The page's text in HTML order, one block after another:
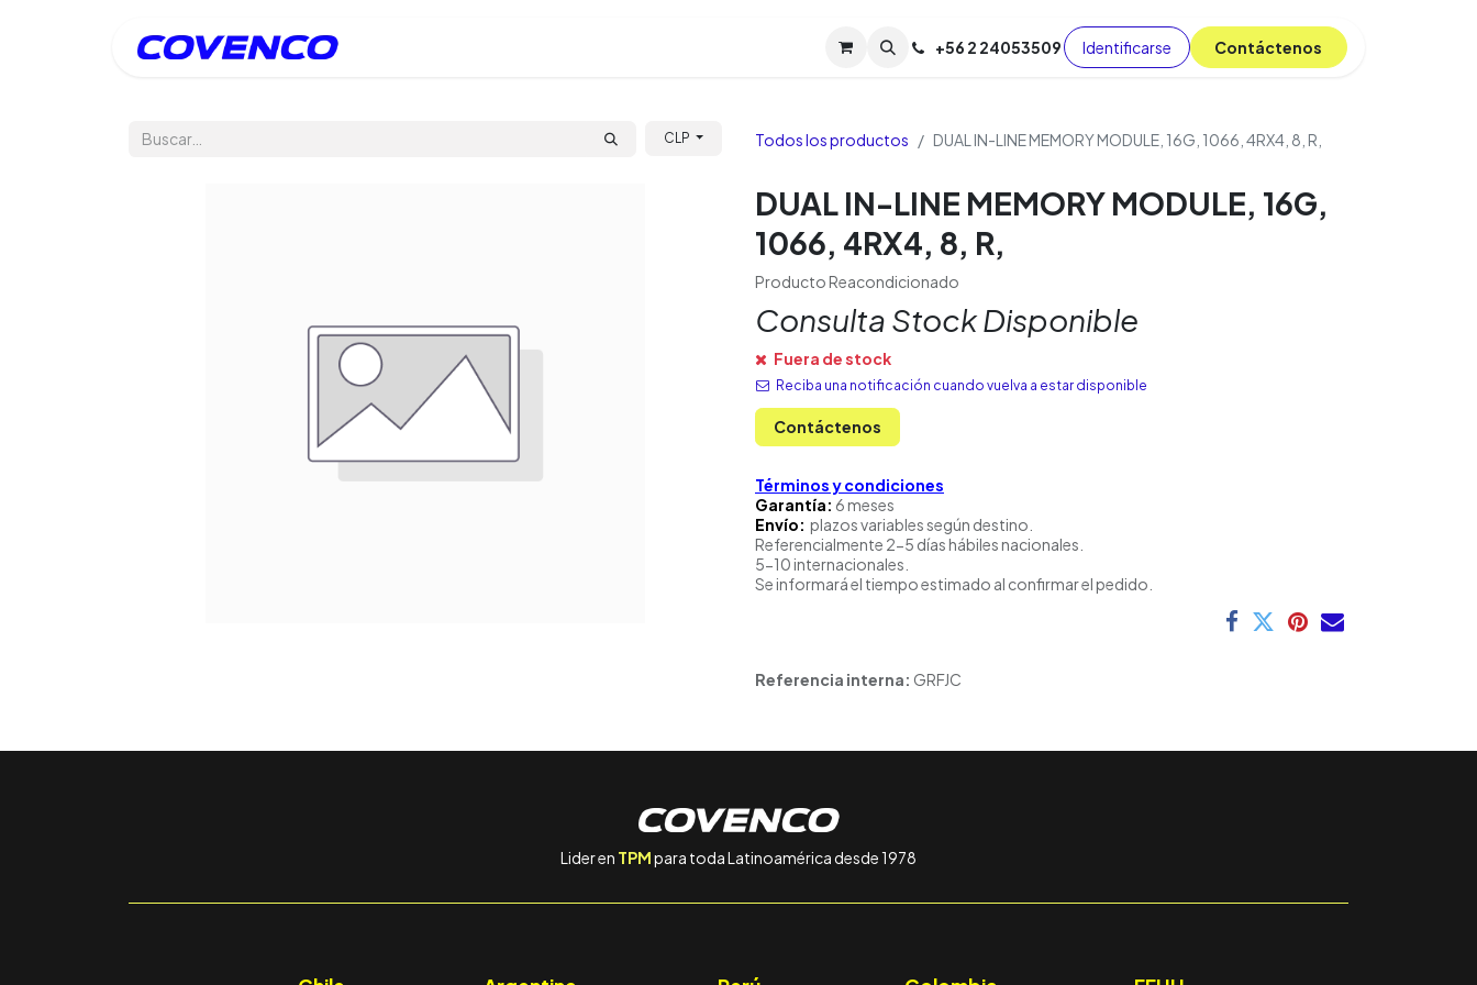
Soporte TPM (CL) Tienda Cursos Blog
+56 2 24053509 Identificarse C​​​​ont​​​​áct​​​​​​en​​​​​​os
CLP Todos los productos DUAL IN-LINE MEMORY MODULE, 16G, 1066, 4RX4, 8, R,
DUAL IN-LINE MEMORY MODULE, 16G,
1066, 4RX4, 8, R,
Producto Reacondicionado
Consulta Stock Disponible
Fuera de stock
Reciba una notificación cuando vuelva a estar disponible
Contáctenos
Términos y condiciones
Garantía: 6 meses
Envío: plazos variables según destino.
Referencialmente 2-5 días hábiles nacionales.
5-10 internacionales.
Se informará el tiempo estimado al confirmar el pedido.
Referencia interna: GRFJC
Lider en TPMpara toda Latinoamérica desde 1978